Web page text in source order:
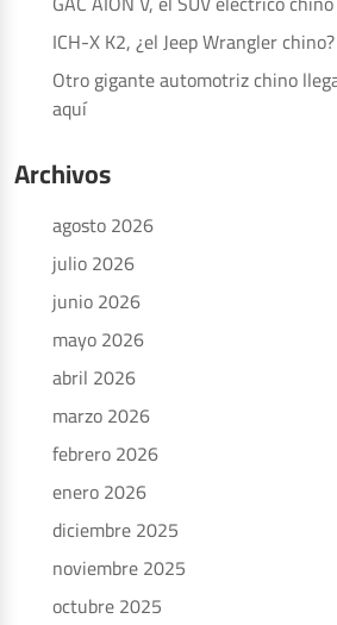
ICH-X K2, ¿el Jeep Wrangler chino?
Otro gigante automotriz chino
aquí
Archivos
agosto 2026
julio 2026
junio 2026
mayo 2026
abril 2026
marzo 2026
febrero 2026
enero 2026
diciembre 2025
noviembre 2025
octubre 2025